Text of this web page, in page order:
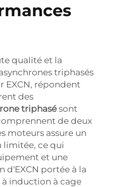
qualité et la
triphasés
EXCN, répondent
des
triphasésont
de deux
moteurs assure un
ce qui
et une
portée à la
à induction à cage